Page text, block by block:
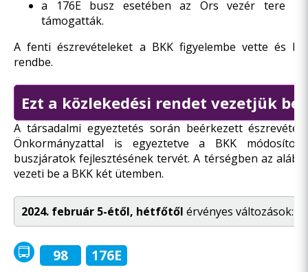
a 176E busz esetében az Örs vezér tere
támogatták.
A fenti észrevételeket a BKK figyelembe vette és
rendbe.
Ezt a közlekedési rendet vezetjük be
A társadalmi egyeztetés során beérkezett
Önkormányzattal is egyeztetve a BKK
buszjáratok fejlesztésének tervét. A térségben az
vezeti be a BKK két ütemben.
2024. február 5-étől, hétfőtől érvényes változások:
98 176E